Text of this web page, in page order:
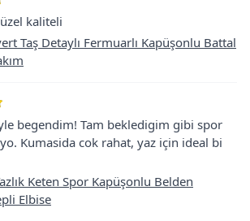
kaliteli
Taş Detaylı Fermuarlı Kapüşonlu Battal
begendim! Tam bekledigim gibi spor
Kumasida cok rahat, yaz için ideal bi
Keten Spor Kapüşonlu Belden
Elbise